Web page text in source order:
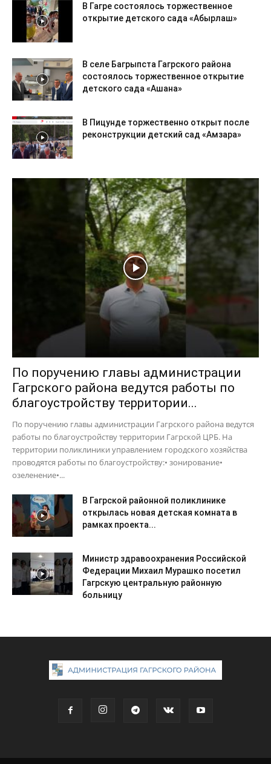
В Гагре состоялось торжественное
открытие детского сада «Абырлаш»
В селе Багрыпста Гагрского района
состоялось торжественное открытие
детского сада «Ашана»
В Пицунде торжественно открыт после
реконструкции детский сад «Амзара»
По поручению главы администрации
Гагрского района ведутся работы по
благоустройству территории...
По поручению главы администрации Гагрского района ведутся
работы по благоустройству территории Гагрской ЦРБ. На
территории поликлиники управлением городского хозяйства
проводятся работы по благоустройству:• зонирование•
озеленение•...
В Гагрской районной поликлинике
открылась новая детская комната в
рамках проекта...
Министр здравоохранения Российской
Федерации Михаил Мурашко посетил
Гагрскую центральную районную
больницу